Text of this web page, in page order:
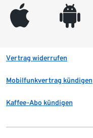
appleinc android
Vertrag widerrufen
Mobilfunkvertrag kündigen
Kaffee-Abo kündigen